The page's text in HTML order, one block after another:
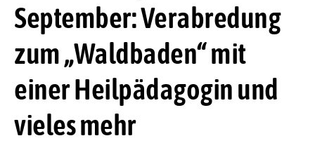
September: Verabredung
zum „Waldbaden“ mit
einer Heilpädagogin und
vieles mehr